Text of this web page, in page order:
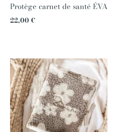
Protège carnet de santé ÉVA
22,00 €